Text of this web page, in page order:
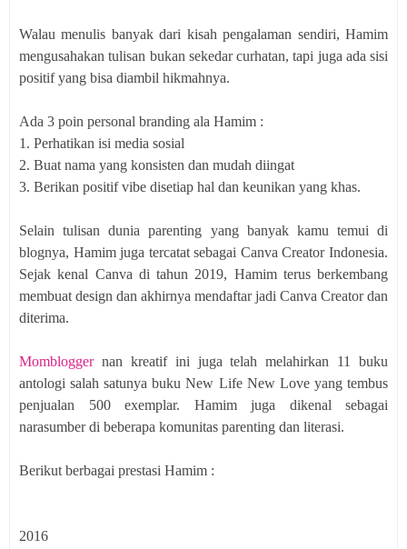
Walau menulis banyak dari kisah pengalaman sendiri, Hamim
mengusahakan tulisan bukan sekedar curhatan, tapi juga ada sisi
positif yang bisa diambil hikmahnya.
Ada 3 poin personal branding ala Hamim :
1. Perhatikan isi media sosial
2. Buat nama yang konsisten dan mudah diingat
3. Berikan positif vibe disetiap hal dan keunikan yang khas.
Selain tulisan dunia parenting yang banyak kamu temui di
blognya, Hamim juga tercatat sebagai Canva Creator Indonesia.
Sejak kenal Canva di tahun 2019, Hamim terus berkembang
membuat design dan akhirnya mendaftar jadi Canva Creator dan
diterima.
Mombloggernan kreatif ini juga telah melahirkan 11 buku
antologi salah satunya buku New Life New Love yang tembus
penjualan 500 exemplar. Hamim juga dikenal sebagai
narasumber di beberapa komunitas parenting dan literasi.
Berikut berbagai prestasi Hamim :
2016